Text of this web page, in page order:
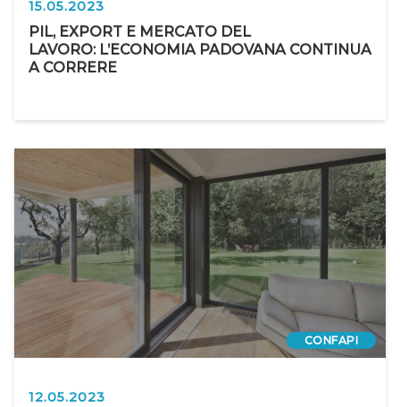
15.05.2023
PIL, EXPORT E MERCATO DEL
LAVORO: L’ECONOMIA PADOVANA CONTINUA
A CORRERE
CONFAPI
12.05.2023